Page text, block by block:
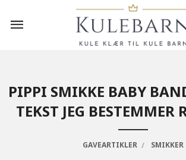
innholdet
PIPPI SMIKKE BABY
TEKST JEG BESTEMMER
GAVEARTIKLER SMIKKER